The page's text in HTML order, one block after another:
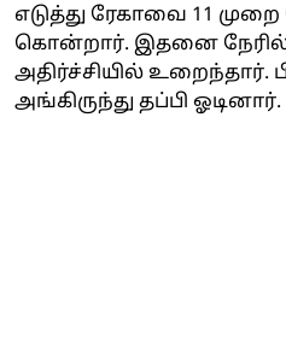
எடுத்து ரேகாவை 11 முறை
கொன்றார். இதனை நேரில்
அதிர்ச்சியில்
அங்கிருந்து தப்பி ஓடினார்.